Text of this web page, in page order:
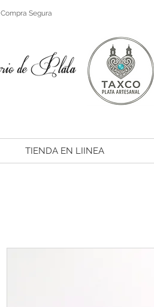
Compra Segura
TIENDA EN LIINEA